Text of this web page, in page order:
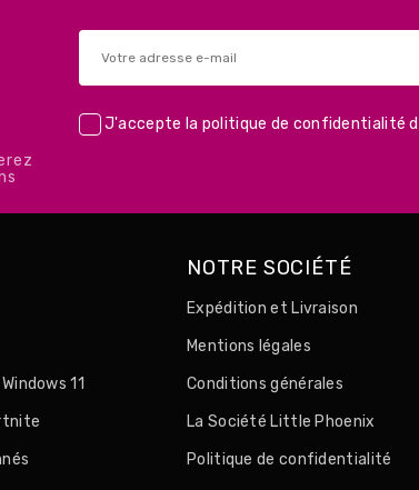
J'accepte la politique de confidentialité
11
NOTRE SOCIÉTÉ
Expédition et Livraison
Mentions légales
Conditions générales
La Société Little Phoenix
Politique de confidentialité